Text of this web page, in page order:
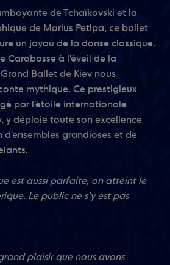
de Tchaïkovski et la
de Marius Petipa, ce ballet
un joyau de la danse classique.
Carabosse à l'éveil de la
Ballet de Kiev nous
mythique. Ce prestigieux
par l'étoile internationale
y déploie toute son excellence
d'ensembles grandioses et de
est aussi parfaite, on atteint le
Le public ne s’y est pas
plaisir que nous avons